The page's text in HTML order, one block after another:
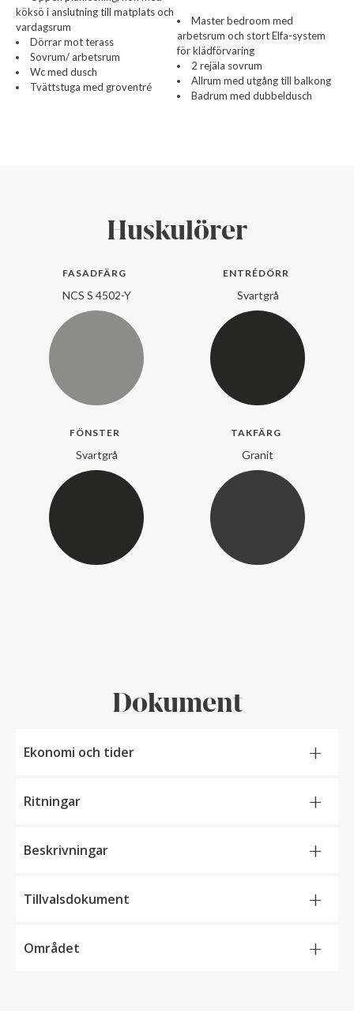
köksö i anslutning till matplats och
vardagsrum
Dörrar mot terass
Sovrum/ arbetsrum
Wc med dusch
Tvättstuga med groventré
Master bedroom med
arbetsrum och stort Elfa-system
för klädförvaring
2 rejäla sovrum
Allrum med utgång till balkong
Badrum med dubbeldusch
Huskulörer
FASADFÄRG
NCS S 4502-Y
ENTRÉDÖRR
Svartgrå
FÖNSTER
Svartgrå
TAKFÄRG
Granit
Dokument
Ekonomi och tider +
Ritningar +
Beskrivningar +
Tillvalsdokument +
Området +